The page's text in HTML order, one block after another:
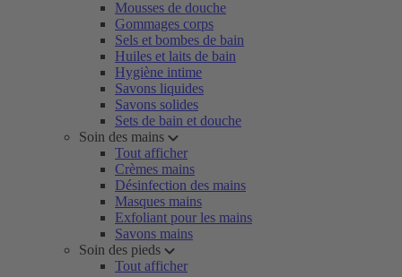
Mousses de douche
Gommages corps
Sels et bombes de bain
Huiles et laits de bain
Hygiène intime
Savons liquides
Savons solides
Sets de bain et douche
Soin des mains
Tout afficher
Crèmes mains
Désinfection des mains
Masques mains
Exfoliant pour les mains
Savons mains
Soin des pieds
Tout afficher